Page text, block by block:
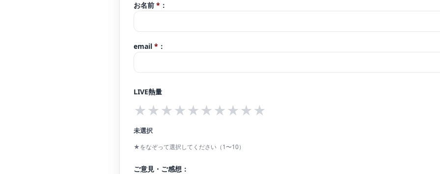
これまでに、ソロを森下陽子、木野雅之、ユリ・ジズリン、モーリス・ハッソン、藤川真弓各氏に師事。室内楽を原田幸
お名前 * ：
email * ：
LIVE熱量
★★★★★★★★★★
未選択
★をなぞって選択してください（1〜10）
ご意見・ご感想：